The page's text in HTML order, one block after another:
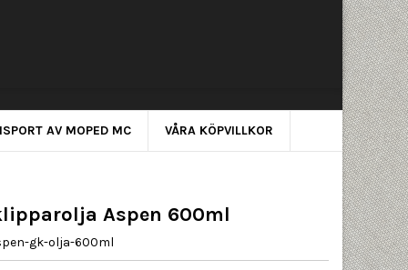
AV MOPED MC VÅRA KÖPVILLKOR
Aspen 600ml
gk-olja-600ml